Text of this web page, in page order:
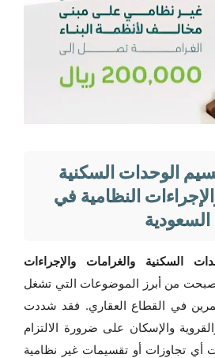
الوحدات السكنية
النظامية في
السعودية
السكنية والغرامات والإجراءات
من أبرز الموضوعات التي تشغل
في القطاع العقاري. فقد شددت
والإسكان على ضرورة الالتزام
أي تجاوزات أو تقسيمات غير نظامية